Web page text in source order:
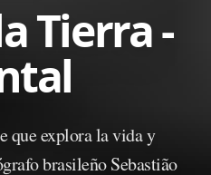
Tierra -
que explora la vida y
brasileño Sebastião